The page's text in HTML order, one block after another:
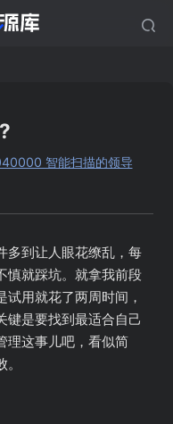
智能扫描的领导
多到让人眼花缭乱，每
就踩坑。就拿我前段
用就花了两周时间，
键是要找到最适合自己
理这事儿吧，看似简